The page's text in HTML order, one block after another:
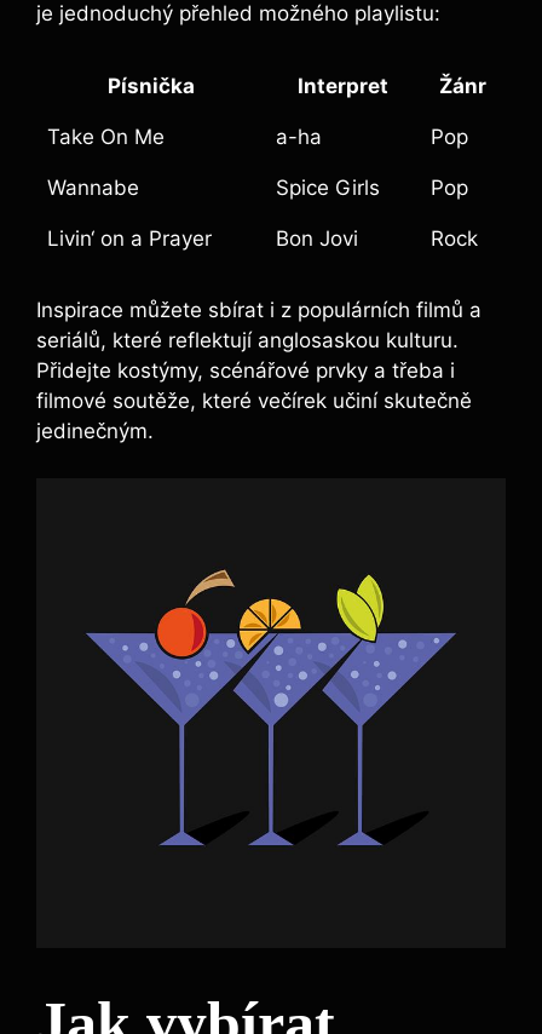
je jednoduchý přehled možného playlistu:
Písnička Interpret Žánr
Take On Me a-ha Pop
Wannabe Spice Girls Pop
Livin‘ on a Prayer Bon Jovi Rock
Inspirace můžete sbírat i z populárních filmů a
seriálů, které reflektují anglosaskou kulturu.
Přidejte kostýmy, scénářové prvky a třeba i
filmové soutěže, které večírek učiní skutečně
jedinečným.